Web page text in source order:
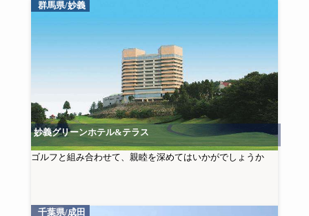
群馬県/妙義
妙義グリーンホテル&テラス
ゴルフと組み合わせて、親睦を深めてはいかがでしょうか
千葉県/成田